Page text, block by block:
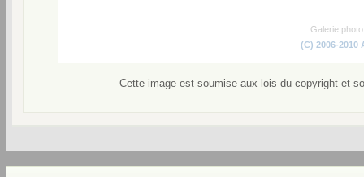
Galerie
(C) 2006-2010
Cette image est soumise aux lois du copyright et